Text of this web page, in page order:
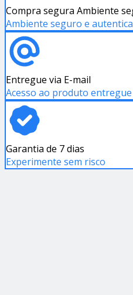
Compra segura Ambiente
Ambiente seguro e
Entregue via E-mail
Acesso ao produto
Garantia de 7 dias
Experimente sem risco